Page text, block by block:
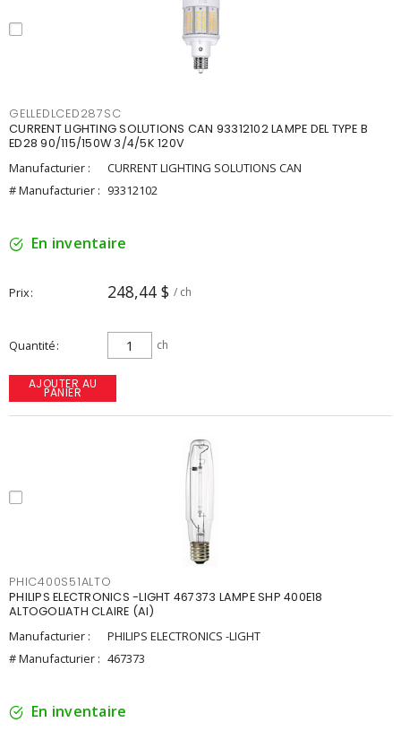
GELLEDLCED287SC
CURRENT LIGHTING SOLUTIONS CAN 93312102 LAMPE DEL TYPE B
ED28 90/115/150W 3/4/5K 120V
Manufacturier :
CURRENT LIGHTING SOLUTIONS CAN
# Manufacturier : 93312102
En inventaire
Prix 248,44 $ / ch
Quantité ch
AJOUTER AU
PANIER
PHIC400S51ALTO
PHILIPS ELECTRONICS -LIGHT 467373 LAMPE SHP 400E18
ALTOGOLIATH CLAIRE (AI)
Manufacturier :
PHILIPS ELECTRONICS -LIGHT
# Manufacturier : 467373
En inventaire